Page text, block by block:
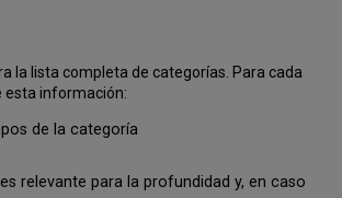
la lista completa de categorías. Para cada
esta información:
de la categoría
relevante para la profundidad y, en caso